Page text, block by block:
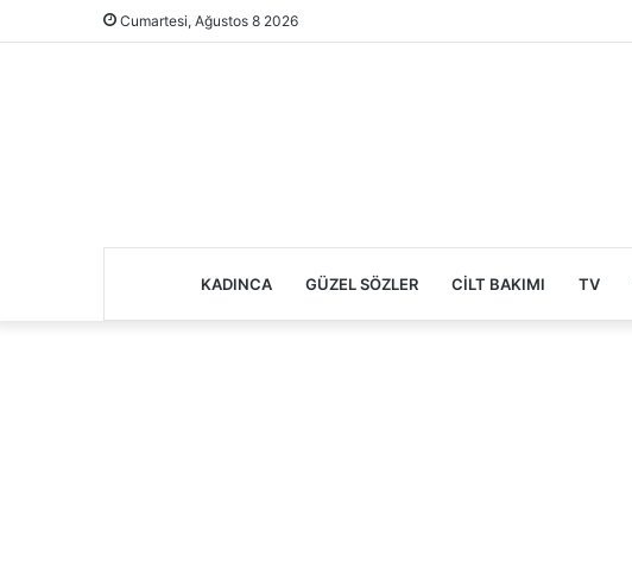
Cumartesi, Ağustos 8 2026
KADINCA GÜZEL SÖZLER CILT BAKIMI TV